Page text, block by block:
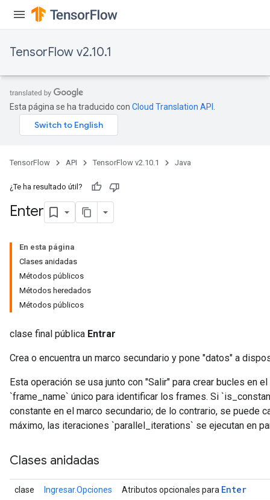
TensorFlow v2.10.1
Esta página se ha traducido con Cloud Translation API
TensorFlow API TensorFlow v2.10.1 Java
¿Te ha resultado útil?
Enter
En esta página
Clases anidadas
Métodos públicos
Métodos heredados
Métodos públicos
clase final pública Entrar
Crea o encuentra un marco secundario y pone "datos" a
Esta operación se usa junto con "Salir" para crear bucles en
`frame_name` único para identificar los frames. Si
constante en el marco secundario; de lo contrario, se puede
máximo, las iteraciones `parallel_iterations` se ejecutan en
Clases anidadas
clase Ingresar.Opciones Atributos opcionales para Enter